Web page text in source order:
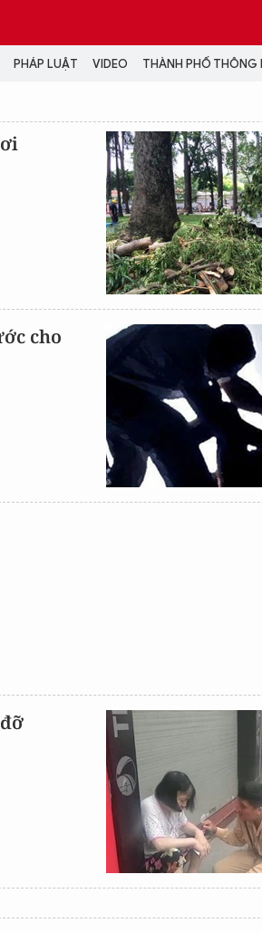
PHÁP LUẬT VIDEO THÀNH PHỐ THÔNG
VIDEO
PODCAST
ẢNH
LỊCH VẠN
cho